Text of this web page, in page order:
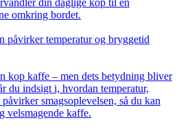
din daglige kop til en
omkring bordet.
påvirker temperatur og bryggetid
kop kaffe – men dets betydning bliver
du indsigt i, hvordan temperatur,
smagsoplevelsen, så du kan
velsmagende kaffe.